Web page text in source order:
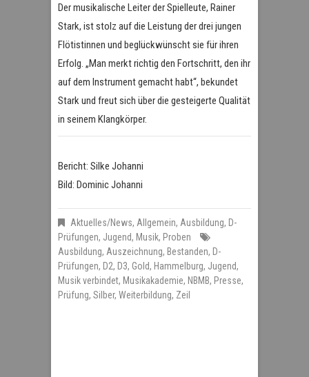
Der musikalische Leiter der Spielleute, Rainer
Stark, ist stolz auf die Leistung der drei jungen
Flötistinnen und beglückwünscht sie für ihren
Erfolg. „Man merkt richtig den Fortschritt, den ihr
auf dem Instrument gemacht habt“, bekundet
Stark und freut sich über die gesteigerte Qualität
in seinem Klangkörper.
Bericht: Silke Johanni
Bild: Dominic Johanni
Aktuelles/News, Allgemein, Ausbildung, D-
Prüfungen, Jugend, Musik, Proben
Ausbildung, Auszeichnung, Bestanden, D-
Prüfungen, D2, D3, Gold, Hammelburg, Jugend,
Musik verbindet, Musikakademie, NBMB, Presse,
Prüfung, Silber, Weiterbildung, Zeil